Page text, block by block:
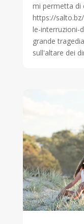
mi permetta di
https://
le-interruzioni-
grande
sull'altare dei